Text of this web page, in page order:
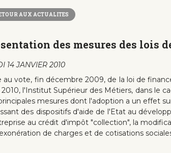
AUX ACTUALITES
des mesures des lois
14 JANVIER 2010
au vote, fin décembre 2009, de la loi de
l'Institut Supérieur des Métiers, dans le
mesures dont l'adoption a un effet
des dispositifs d'aide de l'Etat au
au crédit d'impôt "collection", la
de charges et de cotisations